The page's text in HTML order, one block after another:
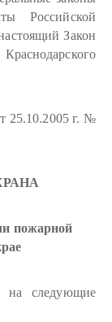
Российской
Закон
25.10.2005 г. №
пожарной
на следующие